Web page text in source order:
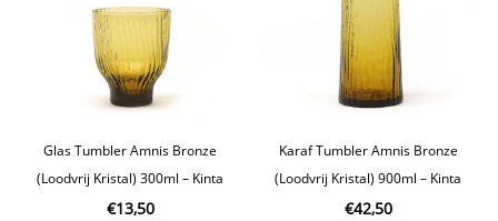
Glas Tumbler Amnis Bronze
(Loodvrij Kristal) 300ml – Kinta
€13,50
Karaf Tumbler Amnis Bronze
(Loodvrij Kristal) 900ml – Kinta
€42,50